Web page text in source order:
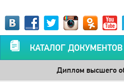
КАТАЛОГ ДОКУМЕНТОВ
Диплом высшего